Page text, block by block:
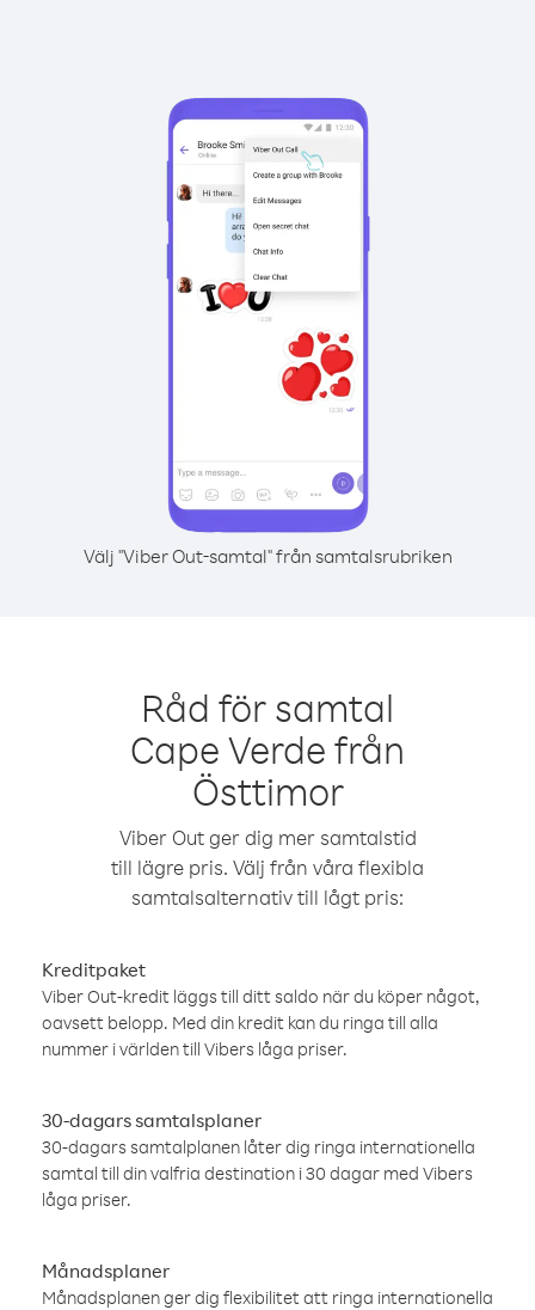
Välj "Viber Out-samtal" från samtalsrubriken
Råd för samtal
Cape Verde från
Östtimor
Viber Out ger dig mer samtalstid
till lägre pris. Välj från våra flexibla
samtalsalternativ till lågt pris:
Kreditpaket
Viber Out-kredit läggs till ditt saldo när du köper något,
oavsett belopp. Med din kredit kan du ringa till alla
nummer i världen till Vibers låga priser.
30-dagars samtalsplaner
30-dagars samtalplanen låter dig ringa internationella
samtal till din valfria destination i 30 dagar med Vibers
låga priser.
Månadsplaner
Månadsplanen ger dig flexibilitet att ringa internationella